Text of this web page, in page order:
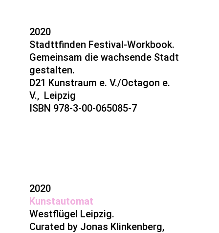
2020
Stadttfinden Festival-Workbook.
Gemeinsam die wachsende Stadt
gestalten.
D21 Kunstraum e. V./Octagon e.
V., Leipzig
ISBN 978-3-00-065085-7
2020
Kunstautomat
Westflügel Leipzig.
Curated by Jonas Klinkenberg,